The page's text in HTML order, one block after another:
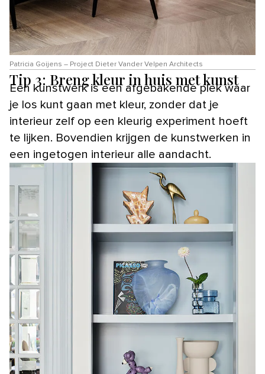
Patricia Goijens – Project Dieter Vander Velpen Architects
Tip 3: Breng kleur in huis met kunst
Een kunstwerk is een afgebakende plek waar
je los kunt gaan met kleur, zonder dat je
interieur zelf op een kleurig experiment hoeft
te lijken. Bovendien krijgen de kunstwerken in
een ingetogen interieur alle aandacht.